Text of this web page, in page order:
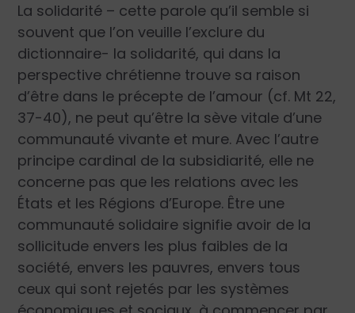
La solidarité – cette parole qu’il semble si
souvent que l’on veuille l’exclure du
dictionnaire- la solidarité, qui dans la
perspective chrétienne trouve sa raison
d’être dans le précepte de l’amour (cf. Mt 22,
37-40), ne peut qu’être la sève vitale d’une
communauté vivante et mure. Avec l’autre
principe cardinal de la subsidiarité, elle ne
concerne pas que les relations avec les
États et les Régions d’Europe. Être une
communauté solidaire signifie avoir de la
sollicitude envers les plus faibles de la
société, envers les pauvres, envers tous
ceux qui sont rejetés par les systèmes